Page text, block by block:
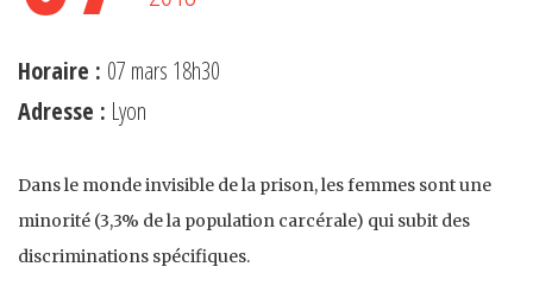
Horaire : 07 mars 18h30
Adresse : Lyon
Dans le monde invisible de la prison, les femmes sont une
minorité (3,3% de la population carcérale) qui subit des
discriminations spécifiques.